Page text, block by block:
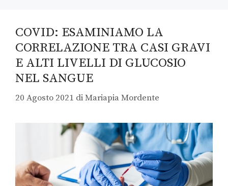
COVID: ESAMINIAMO LA
CORRELAZIONE TRA CASI GRAVI
E ALTI LIVELLI DI GLUCOSIO
NEL SANGUE
20 Agosto 2021 diMariapia Mordente